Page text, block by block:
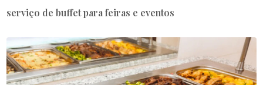
serviço de buffet para feiras e eventos